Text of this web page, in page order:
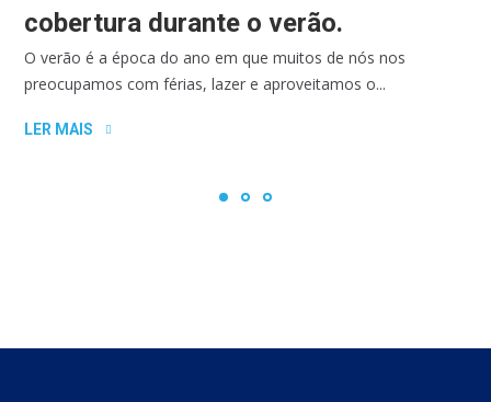
cobertura durante o verão.
O verão é a época do ano em que muitos de nós nos
preocupamos com férias, lazer e aproveitamos o...
LER MAIS